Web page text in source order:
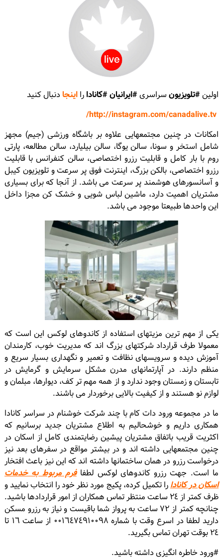
اولين#تلويزيونسراسرى#ايرانيان #كانادارااينجادنبال كنيد
http://instagram.com/canadalive.tv/
امکانات در چنین مجتمعهایى علاوه بر باشگاه ورزشى (جیم) مجهز
شامل استخر و سونا، سالن یوگا، سالن بیلیارد، سالن مطالعه، پارتى
روم با بار کامل و قابلیت رزرو اختصاصى، سالن کنفرانس با قابلیت
رزرو اختصاصى، بالکن بزرگ، اینترنت فوق پر سرعت و تلویزیون کیبل
و آسانسورهاى هوشمند پر سرعت می باشد. از آنجا که براى بسیارى
مشتریان اهمیت دارد، ماشین لباس شویى و خشک کن مجزا داخل
این واحدها طبیعتا موجود می باشد.
یکى از مهم ترین مزیتهاى استفاده از کاندوهاى لوکس این است که
معمولا طرف قرارداد شرکتهاى بزرگ اند که مدیریت خوب، کارمندان
آموزش دیده و سرویسهاى نظافت و تعمیر و نگهدارى بسیار سریع و
منظم دارند. در آپارتمانهاى مدرن مشکل سرمایش و گرمایش در
تابستان و زمستان وجود ندارد و از همه مهم تر کف، دیوارها، مبلمان و
لوازم نو هستند و از کیفیت بالایى برخوردار می باشند.
ما در مجموعه ورود دات کام با چند شرکت خوشنام در سراسر کانادا
همکارى داریم و خوشحالیم به اطلاع مشتریان جدید برسانیم که
اکثریت قریب باتفاق مشتریان پیشین رضایتمندى کامل از اسکان در
چنین مجتمعهایى داشته اند و در بیشتر مواقع در سفرهاى بعد نیز
درخواست رزرو در همان ساختمانها داشته اند که این نیز باعث افتخار
ما است. جهت رزرو کاندوهاى لوکس لطفافرم مربوط به خدمات
اسکان در کانادارا تکمیل کرده، پكيج مورد نظر خود را انتخاب نماييد و
ظرف کمتر از ٢٤ ساعت منتظر تماس همکاران از امور قراردادها باشید.
چنانچه کمتر از ٧٢ ساعت به پرواز شما باقیست و نیاز به رزرو مسکن
دارید لطفا در اسرع وقت با شماره ٠٠١٦٤٧٤٩١٠٠٩٨ از ساعت ١٦ تا
٢٤ بوقت تهران تماس بگیرید.
#ورود خاطره انگیزى داشته باشید.